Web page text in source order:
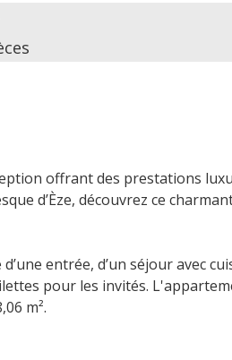
offrant des prestations
d’Èze, découvrez ce
entrée, d’un séjour avec
pour les invités.
m².